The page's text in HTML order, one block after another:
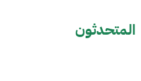
المتحدثون